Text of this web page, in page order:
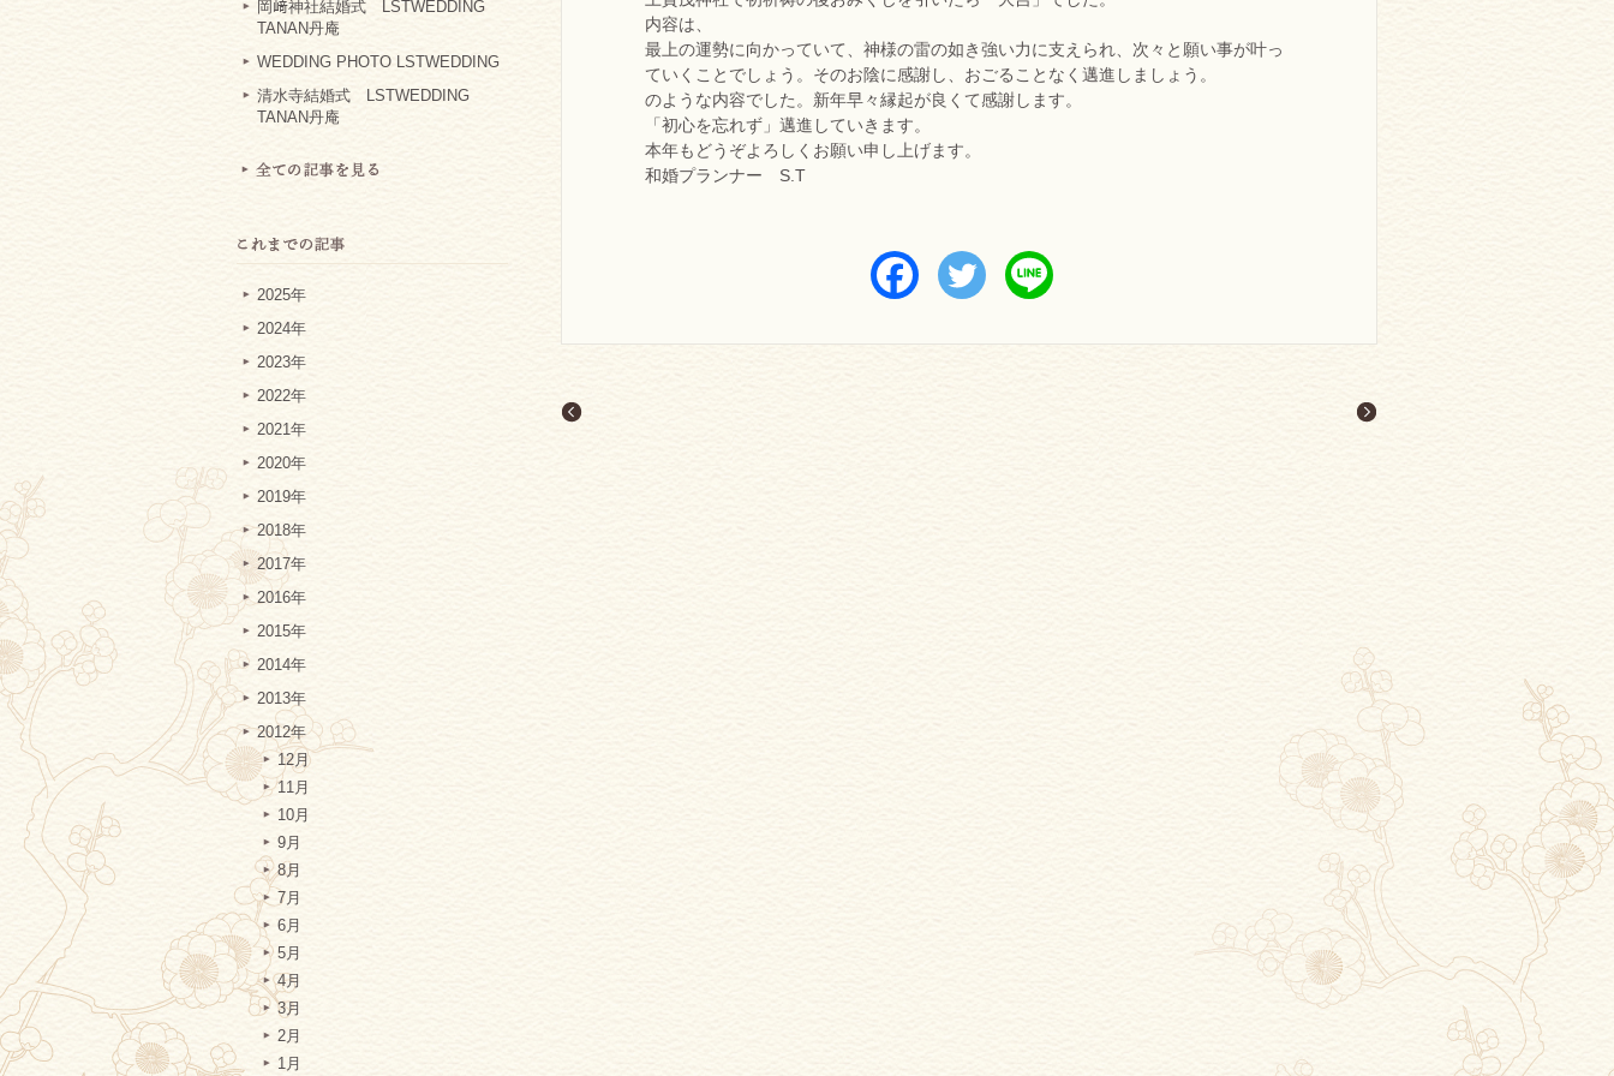
岡﨑神社結婚式 LSTWEDDING
TANAN丹庵
WEDDING PHOTO LSTWEDDING
清水寺結婚式 LSTWEDDING
TANAN丹庵
2025年
2024年
2023年
2022年
2021年
2020年
2019年
2018年
2017年
2016年
2015年
2014年
2013年
2012年
12月
11月
10月
9月
8月
7月
6月
5月
4月
3月
2月
1月
内容は、
最上の運勢に向かっていて、神様の雷の如き強い力に支えられ、次々と願い事が叶っ
ていくことでしょう。そのお陰に感謝し、おごることなく邁進しましょう。
のような内容でした。新年早々縁起が良くて感謝します。
「初心を忘れず」邁進していきます。
本年もどうぞよろしくお願い申し上げます。
和婚プランナー S.T